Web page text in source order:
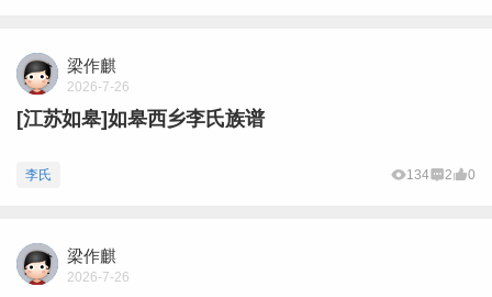
梁作麒
2026-7-26
[江苏如皋]如皋西乡李氏族谱
李氏 134 2 0
梁作麒
2026-7-26